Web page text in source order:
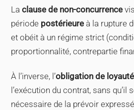
Laclause de non-concurrence
période postérieure à la rupture
et obéit à un régime strict
proportionnalité, contrepartie
À l’inverse, l’obligation de loyauté
l’exécution du contrat, sans qu’il
nécessaire de la prévoir